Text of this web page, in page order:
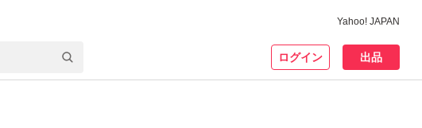
Yahoo! JAPAN
ログイン 出品